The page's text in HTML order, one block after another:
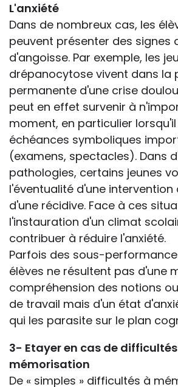
L'anxiété
Dans de nombreux cas, les
peuvent présenter des signes
d'angoisse. Par exemple, les
drépanocytose vivent dans la
permanente d'une crise
peut en effet survenir à
moment, en particulier
échéances symboliques
(examens, spectacles). Dans
pathologies, certains jeunes
l'éventualité d'une intervention
d'une récidive. Face à ces
l'instauration d'un climat
contribuer à réduire l'anxiété.
Parfois des sous-
élèves ne résultent pas d'une
compréhension des notions
de travail mais d'un état
qui les parasite sur le plan
3- Etayer en cas de
mémorisation
De « simples » difficultés à